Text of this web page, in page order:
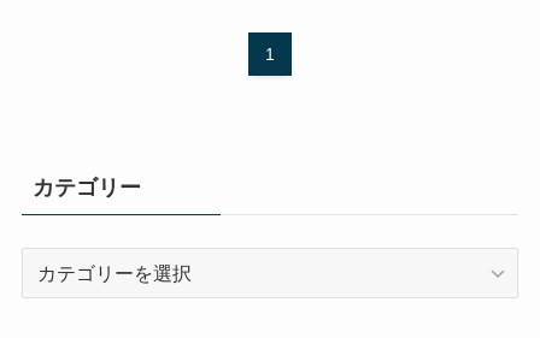
1
カテゴリー